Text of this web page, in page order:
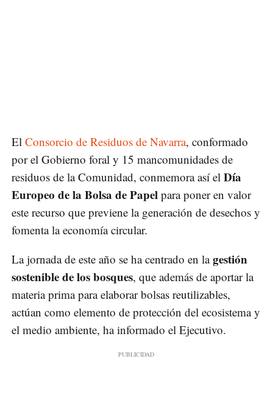
El Consorcio de Residuos de Navarra, conformado
por el Gobierno foral y 15 mancomunidades de
residuos de la Comunidad, conmemora así el Día
Europeo de la Bolsa de Papel para poner en valor
este recurso que previene la generación de desechos y
fomenta la economía circular.
La jornada de este año se ha centrado en lagestión
sostenible de los bosques, que además de aportar la
materia prima para elaborar bolsas reutilizables,
actúan como elemento de protección del ecosistema y
el medio ambiente, ha informado el Ejecutivo.